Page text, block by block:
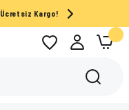
Ücretsiz Kargo!